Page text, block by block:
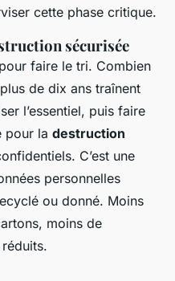
cette phase critique.
sécurisée
faire le tri. Combien
de dix ans traînent
l’essentiel, puis faire
pour la destruction
C’est une
personnelles
ou donné. Moins
moins de